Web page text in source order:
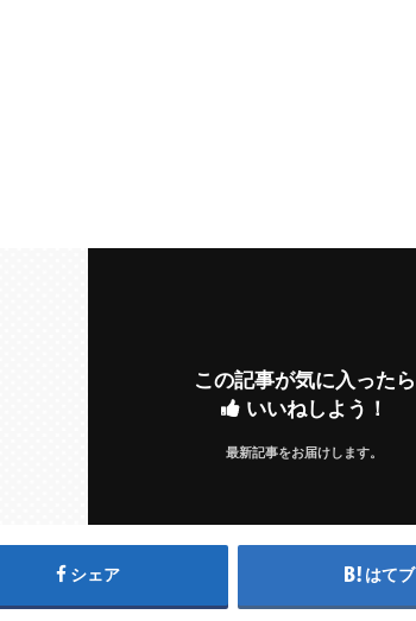
この記事が気に入ったら
いいねしよう！
最新記事をお届けします。
シェア はてブ